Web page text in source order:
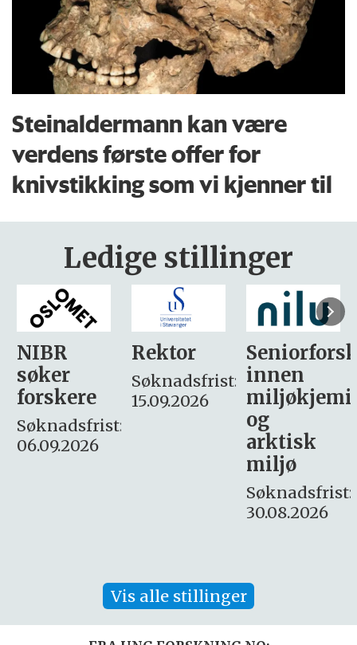
Steinaldermann kan være
verdens første offer for
knivstikking som vi kjenner til
Ledige stillinger
Rektor
Søknadsfrist:
15.09.2026
Seniorforsker
innen
miljøkjemi
søker
– fast
Søknadsfrist:
16. august.
Vis alle stillinger